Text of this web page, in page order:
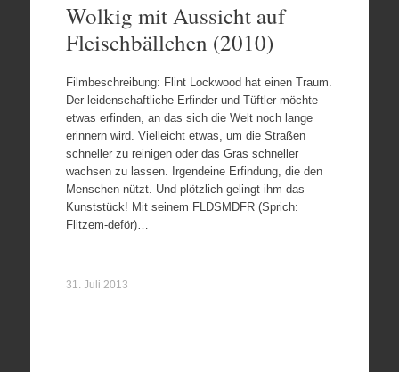
Wolkig mit Aussicht auf
Fleischbällchen (2010)
Filmbeschreibung: Flint Lockwood hat einen Traum.
Der leidenschaftliche Erfinder und Tüftler möchte
etwas erfinden, an das sich die Welt noch lange
erinnern wird. Vielleicht etwas, um die Straßen
schneller zu reinigen oder das Gras schneller
wachsen zu lassen. Irgendeine Erfindung, die den
Menschen nützt. Und plötzlich gelingt ihm das
Kunststück! Mit seinem FLDSMDFR (Sprich:
Flitzem-deför)…
31. Juli 2013